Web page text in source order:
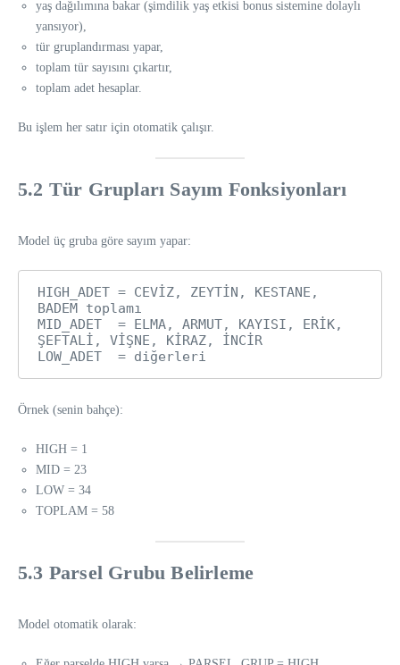
yaş dağılımına bakar (şimdilik yaş etkisi bonus sistemine dolaylı
yansıyor),
tür gruplandırması yapar,
toplam tür sayısını çıkartır,
toplam adet hesaplar.
Bu işlem her satır için otomatik çalışır.
5.2 Tür Grupları Sayım Fonksiyonları
Model üç gruba göre sayım yapar:
HIGH_ADET = CEVİZ, ZEYTİN, KESTANE,
BADEM toplamı
MID_ADET  = ELMA, ARMUT, KAYISI, ERİK,
ŞEFTALİ, VİŞNE, KİRAZ, İNCİR
Örnek (senin bahçe):
HIGH = 1
MID = 23
LOW = 34
TOPLAM = 58
5.3 Parsel Grubu Belirleme
Model otomatik olarak: